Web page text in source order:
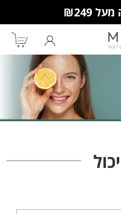
₪249
נהנים יותר!